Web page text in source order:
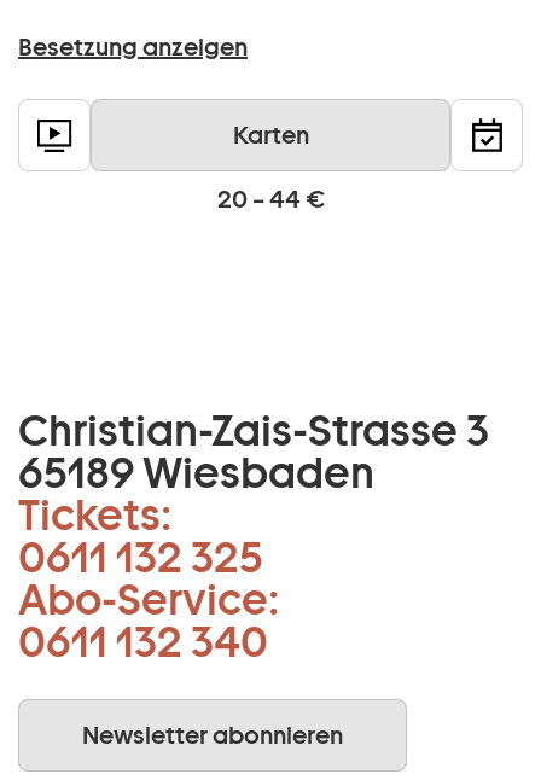
Besetzung anzeigen
Karten
20 – 44 €
Christian-Zais-Strasse 3
65189 Wiesbaden
Tickets:
0611 132 325
Abo-Service:
0611 132 340
Newsletter abonnieren